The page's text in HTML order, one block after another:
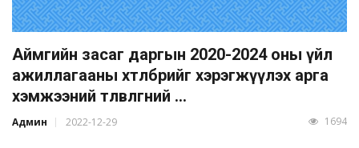
Аймгийн засаг даргын 2020-2024 оны үйл
ажиллагааны хөтөлбөрийг хэрэгжүүлэх арга
хэмжээний төлөвлөгөөний ...
Админ 2022-12-29 1694